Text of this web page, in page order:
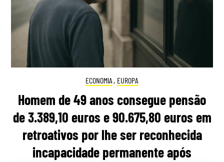
ECONOMIA , EUROPA
Homem de 49 anos consegue pensão
de 3.389,10 euros e 90.675,80 euros em
retroativos por lhe ser reconhecida
incapacidade permanente após